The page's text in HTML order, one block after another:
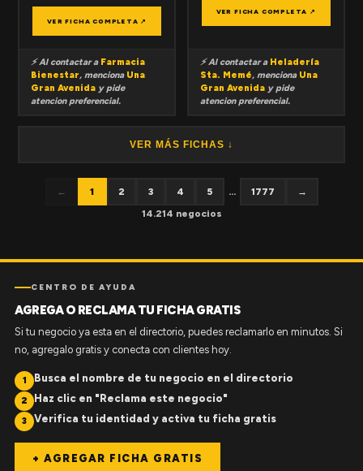
VER FICHA COMPLETA ↗
⚡ Al contactar a Farmacia
Bienestar, menciona Una
Gran Avenida y pide
atencion preferencial.
VER FICHA COMPLETA ↗
⚡ Al contactar a Heladería
Sta. Memé, menciona Una
Gran Avenida y pide
atencion preferencial.
VER MÁS FICHAS ↓
← 1 2 3 4 5 ... 1777
→
14.214 negocios
CENTRO DE AYUDA
AGREGA O RECLAMA TU FICHA GRATIS
Si tu negocio ya esta en el directorio, puedes reclamarlo en minutos. Si
no, agregalo gratis y conecta con clientes hoy.
1 Busca el nombre de tu negocio en el directorio
2 Haz clic en "Reclama este negocio"
3 Verifica tu identidad y activa tu ficha gratis
+ AGREGAR FICHA GRATIS